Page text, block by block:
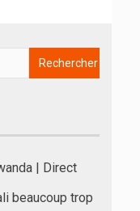
| Direct
beaucoup trop